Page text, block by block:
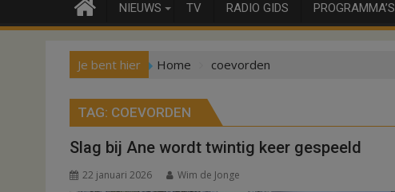
NIEUWS TV RADIO GIDS PROGRAMMA’S
Je bent hier Home coevorden
TAG: COEVORDEN
Slag bij Ane wordt twintig keer gespeeld
22 januari 2026 Wim de Jonge